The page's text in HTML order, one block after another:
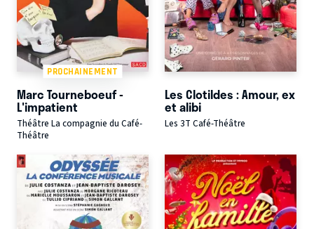
PROCHAINEMENT
Marc Tourneboeuf -
L'impatient
Théâtre La compagnie du Café-
Théâtre
Les Clotildes : Amour, ex
et alibi
Les 3T Café-Théâtre